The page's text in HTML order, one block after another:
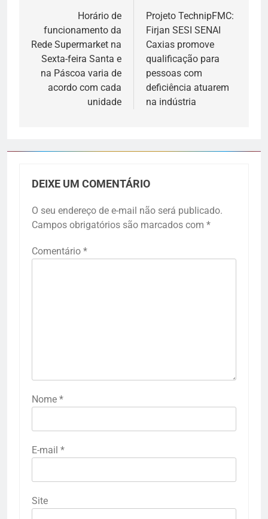
Horário de
funcionamento da
Rede Supermarket na
Sexta-feira Santa e
na Páscoa varia de
acordo com cada
unidade
Projeto TechnipFMC:
Firjan SESI SENAI
Caxias promove
qualificação para
pessoas com
deficiência atuarem
na indústria
DEIXE UM COMENTÁRIO
O seu endereço de e-mail não será publicado.
Campos obrigatórios são marcados com *
Comentário *
Nome *
E-mail *
Site